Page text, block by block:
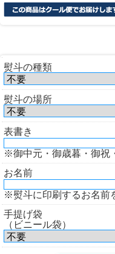
熨斗の種類
熨斗の場所
表書き
※御中元・御歳暮・御祝
お名前
※熨斗に印刷するお名前
手提げ袋
（ビニール袋）